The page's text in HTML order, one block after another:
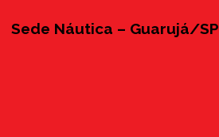
Sede Náutica – Guarujá/SP